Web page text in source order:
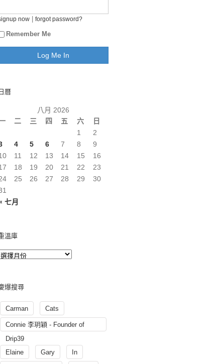
now forgot password?
Remember Me
日曆
八月 2026
二 三 四 五 六 日
七月
1
2
4 5 6 7 8
9
11 12 13 14 15
16
18 19 20 21 22
23
25 26 27 28 29
30
溫庫
爆搜尋
Carman Cats
Connie 李玥穎 - Founder of
Drip39
Elaine
Gary In